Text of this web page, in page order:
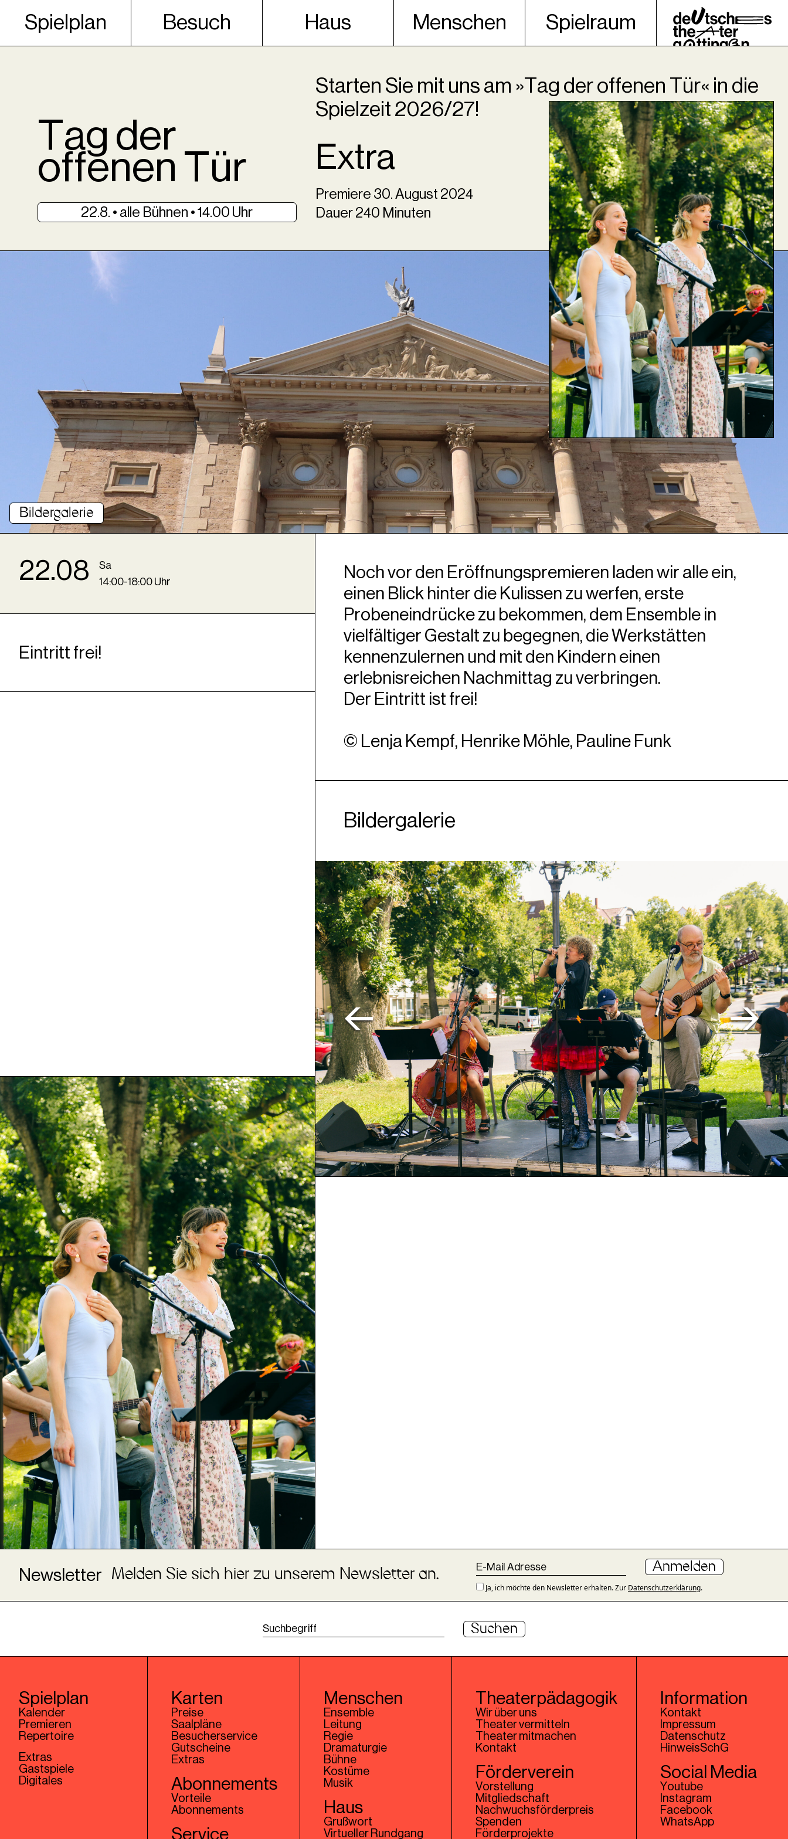
Spielplan Besuch Haus Menschen Spielraum
Tag der
offenen Tür
22.8. • alle Bühnen • 14.00 Uhr
Starten Sie mit uns am »Tag der offenen Tür« in die
Spielzeit 2026/27!
Extra
Premiere 30. August 2024
Dauer 240 Minuten
Bildergalerie
22.08
Sa
14:00-18:00 Uhr
Eintritt frei!
Noch vor den Eröffnungspremieren laden wir alle ein,
einen Blick hinter die Kulissen zu werfen, erste
Probeneindrücke zu bekommen, dem Ensemble in
vielfältiger Gestalt zu begegnen, die Werkstätten
kennenzulernen und mit den Kindern einen
erlebnisreichen Nachmittag zu verbringen.
Der Eintritt ist frei!
© Lenja Kempf, Henrike Möhle, Pauline Funk
Bildergalerie
Newsletter Melden Sie sich hier zu unserem Newsletter an. Anmelden
Ja, ich möchte den Newsletter erhalten. Zur Datenschutzerklärung.
Suchen
Spielplan
Kalender
Premieren
Repertoire
Extras
Gastspiele
Digitales
Karten
Preise
Saalpläne
Besucherservice
Gutscheine
Extras
Abonnements
Vorteile
Abonnements
Service
Menschen
Ensemble
Leitung
Regie
Dramaturgie
Bühne
Kostüme
Musik
Haus
Grußwort
Virtueller Rundgang
Theaterpädagogik
Wir über uns
Theater vermitteln
Theater mitmachen
Kontakt
Förderverein
Vorstellung
Mitgliedschaft
Nachwuchsförderpreis
Spenden
Förderprojekte
Information
Kontakt
Impressum
Datenschutz
HinweisSchG
Social Media
Youtube
Instagram
Facebook
WhatsApp